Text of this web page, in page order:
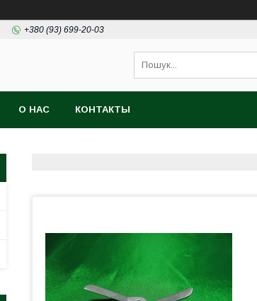
+380 (93) 699-20-03
О НАС КОНТАКТЫ